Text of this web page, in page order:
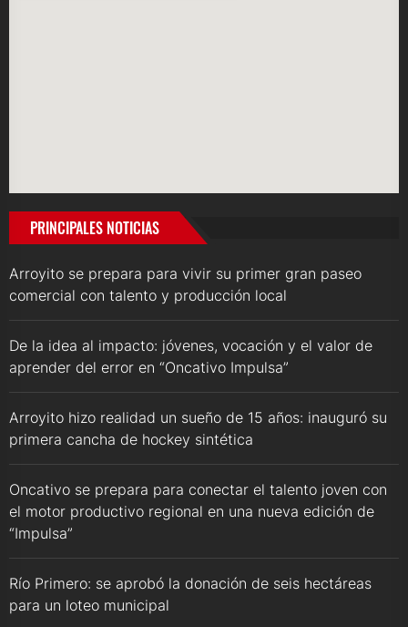
PRINCIPALES NOTICIAS
Arroyito se prepara para vivir su primer gran paseo
comercial con talento y producción local
De la idea al impacto: jóvenes, vocación y el valor de
aprender del error en “Oncativo Impulsa”
Arroyito hizo realidad un sueño de 15 años: inauguró su
primera cancha de hockey sintética
Oncativo se prepara para conectar el talento joven con
el motor productivo regional en una nueva edición de
“Impulsa”
Río Primero: se aprobó la donación de seis hectáreas
para un loteo municipal